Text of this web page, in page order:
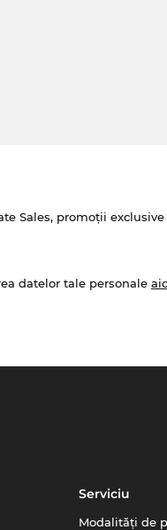
Sales, promoții
datelor tale personale
Serviciu
Modalități de